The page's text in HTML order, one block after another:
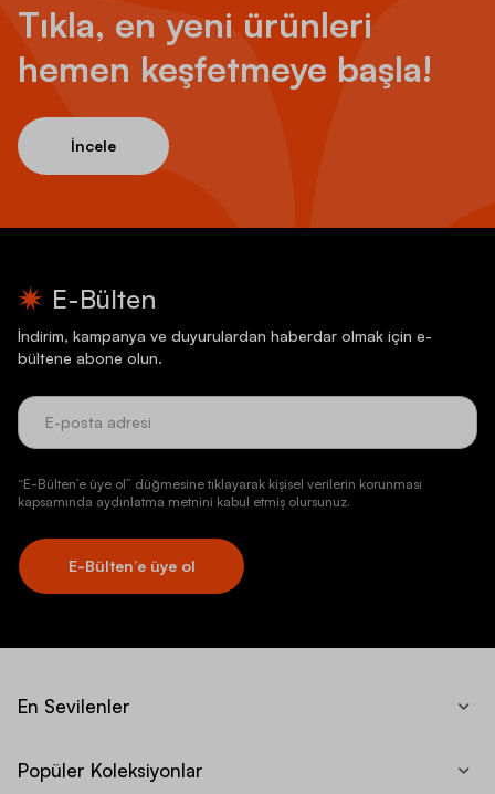
Tıkla, en yeni ürünleri
hemen keşfetmeye başla!
İncele
E-Bülten
İndirim, kampanya ve duyurulardan haberdar olmak için e-
bültene abone olun.
“E-Bülten’e üye ol” düğmesine tıklayarak kişisel verilerin korunması
kapsamında aydınlatma metnini kabul etmiş olursunuz.
E-Bülten’e üye ol
En Sevilenler
Popüler Koleksiyonlar